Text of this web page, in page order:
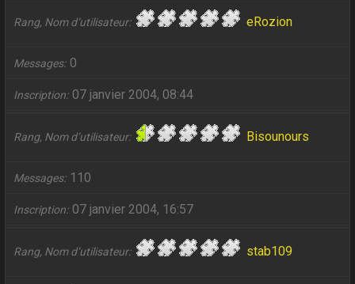
Rang, Nom d’utilisateur eRozion
Messages 0
Inscription 07 janvier 2004, 08:44
Rang, Nom d’utilisateur Bisounours
Messages 110
Inscription 07 janvier 2004, 16:57
Rang, Nom d’utilisateur stab109